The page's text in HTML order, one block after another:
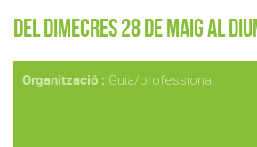
Del Dimecres 28 de Maig al
Organització : Guia/professional